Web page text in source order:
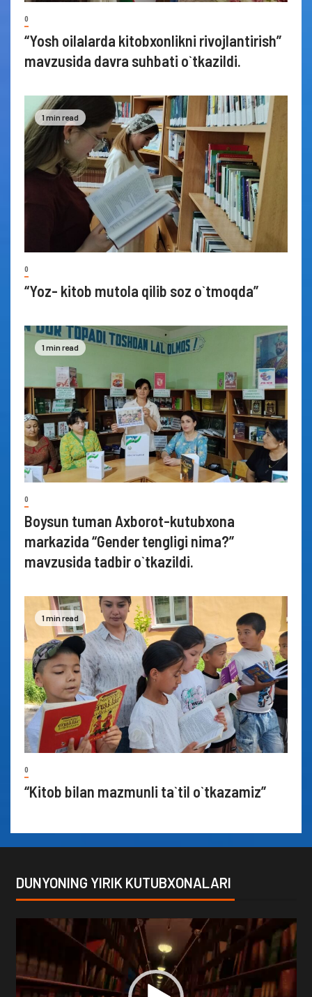
0
“Yosh oilalarda kitobxonlikni rivojlantirish”
mavzusida davra suhbati o`tkazildi.
1 min read
0
“Yoz- kitob mutola qilib soz o`tmoqda”
1 min read
0
Boysun tuman Axborot-kutubxona
markazida “Gender tengligi nima?”
mavzusida tadbir o`tkazildi.
1 min read
0
“Kitob bilan mazmunli ta`til o`tkazamiz”
DUNYONING YIRIK KUTUBXONALARI